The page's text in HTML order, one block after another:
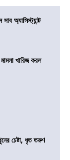
অ্যাসিস্ট্যান্ট
খারিজ করল
চেষ্টা, ধৃত তরুণ